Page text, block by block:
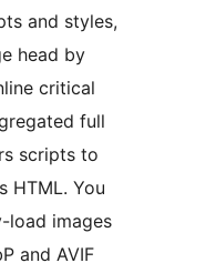
and styles,
head by
critical
full
scripts to
HTML. You
load images
and AVIF